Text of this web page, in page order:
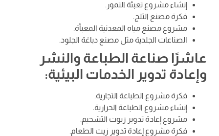
إنشاء مشروع تعبئة التمور.
فكرة مصنع الثلج.
مشروع مصنع مياه المعدنية المعبأة.
الصناعات الجلدية مثل مصنع دباغة الجلود.
عاشرًا صناعة الطباعة والنشر
وإعادة تدوير الخدمات البيئية:
فكرة مشروع الطباعة التجارية.
إنشاء مشروع الطباعة الحرارية.
مشروع إعادة تدوير زيوت التشحيم.
فكرة مشروع إعادة تدوير زيت الطعام.